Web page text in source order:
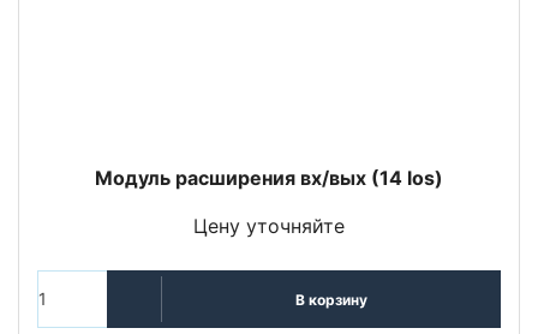
Модуль расширения вх/вых (14 los)
Цену уточняйте
В корзину